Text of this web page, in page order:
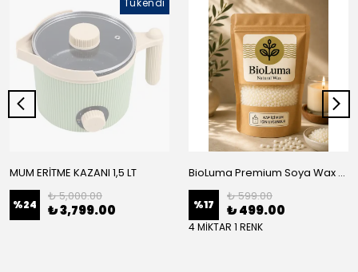
Tükendi
MUM ERİTME KAZANI 1,5 LT
%24
₺ 5,000.00
₺ 3,799.00
BioLuma Premium Soya Wax - Kap İçi Mumlar İçin Boncuk Form
%17
₺ 599.00
₺ 499.00
4 MİKTAR 1 RENK